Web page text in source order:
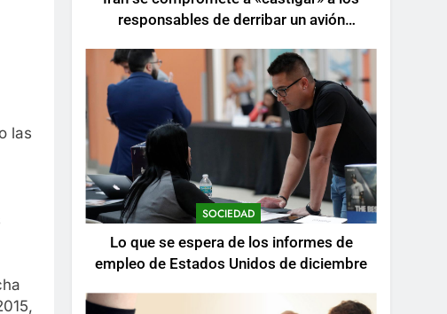
las
responsables de derribar un avión
SOCIEDAD
Lo que se espera de los informes de
empleo de Estados Unidos de diciembre